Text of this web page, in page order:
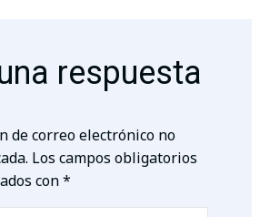
respuesta
de correo electrónico no
Los campos obligatorios
con*